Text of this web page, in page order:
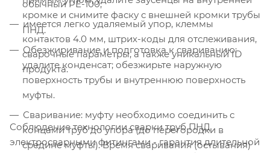
обычный PE-100;
имеется легко удаляемый упор, клеммы
контактов 4.0 мм, штрих-коды для отслеживания,
сварочные параметры, а также уникальный ID
продукта.
кромке и снимите фаску с внешней кромки трубы
ПНД.
Обезжиривание и подготовка к свариванию:
удалите конденсат; обезжирьте наружную
поверхность трубы и внутреннюю поверхность
муфты.
Сваривание: муфту необходимо соединить с
концами труб до упора (до перегородки в
средине муфты). Время сваривания (остывания)
Соблюдение технологии сварки труб ПНД
электросварными фитингами - гарантия длительной